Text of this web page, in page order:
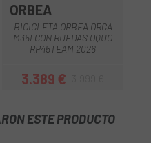
ORBEA
BICICLETA ORBEA ORCA
M35I CON RUEDAS OQUO
RP45TEAM 2026
Precio
3.389 €Precio regular
ESTE PRODUCTO